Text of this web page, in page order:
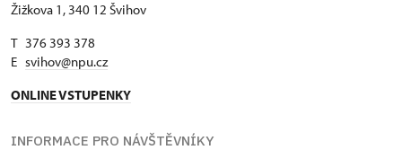
Žižkova 1, 340 12 Švihov
T 376 393 378
E svihov@npu.cz
ONLINE VSTUPENKY
INFORMACE PRO NÁVŠTĚVNÍKY